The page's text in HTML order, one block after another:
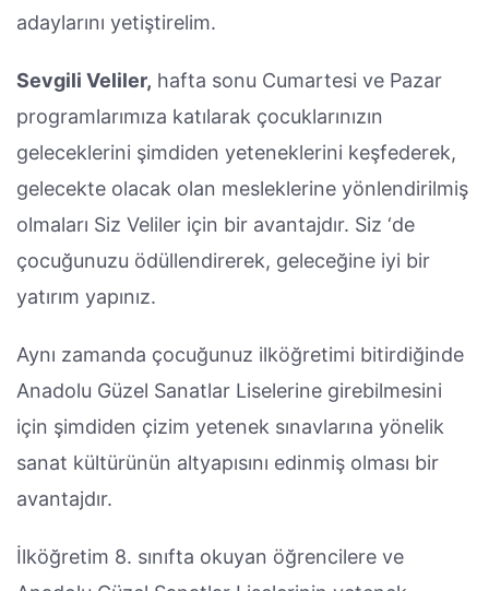
adaylarını yetiştirelim.
Sevgili Veliler, hafta sonu Cumartesi ve Pazar
programlarımıza katılarak çocuklarınızın
geleceklerini şimdiden yeteneklerini keşfederek,
gelecekte olacak olan mesleklerine yönlendirilmiş
olmaları Siz Veliler için bir avantajdır. Siz ‘de
çocuğunuzu ödüllendirerek, geleceğine iyi bir
yatırım yapınız.
Aynı zamanda çocuğunuz ilköğretimi bitirdiğinde
Anadolu Güzel Sanatlar Liselerine girebilmesini
için şimdiden çizim yetenek sınavlarına yönelik
sanat kültürünün altyapısını edinmiş olması bir
avantajdır.
İlköğretim 8. sınıfta okuyan öğrencilere ve